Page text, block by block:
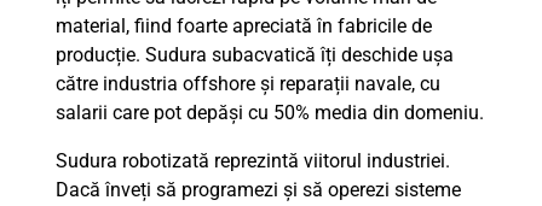
material, fiind foarte apreciată în fabricile de
producție. Sudura subacvatică îți deschide ușa
către industria offshore și reparații navale, cu
salarii care pot depăși cu 50% media din domeniu.
Sudura robotizată reprezintă viitorul industriei.
Dacă înveți să programezi și să operezi sisteme